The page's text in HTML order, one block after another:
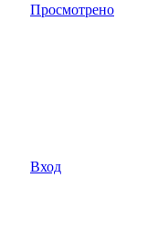
Просмотрено
Вход